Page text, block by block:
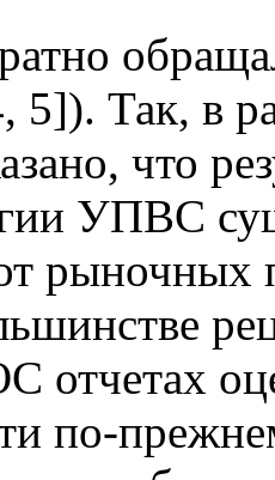
5]). Так, в
что
УПВС
рыночных
отчетах
по-